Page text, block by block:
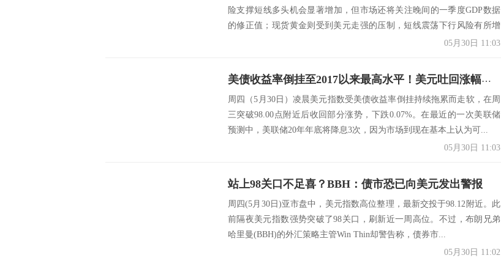
险支撑短线多头机会显著增加，但市场还将关注晚间的一季度GDP数据
的修正值；现货黄金则受到美元走强的压制，短线震荡下行风险有所增
05月30日 11:03
美债收益率倒挂至2017以来最高水平！美元吐回涨幅等待新机会，企料收益率倒挂难以消除
周四（5月30日）凌晨美元指数受美债收益率倒挂持续拖累而走软，在周
三突破98.00点附近后收回部分涨势，下跌0.07%。在最近的一次美联储
预测中，美联储20年年底将降息3次，因为市场到现在基本上认为可...
05月30日 11:03
站上98关口不足喜？BBH：债市恐已向美元发出警报
周四(5月30日)亚市盘中，美元指数高位整理，最新交投于98.12附近。此
前隔夜美元指数强势突破了98关口，刷新近一周高位。不过，布朗兄弟
哈里曼(BBH)的外汇策略主管Win Thin却警告称，债券市...
05月30日 11:02